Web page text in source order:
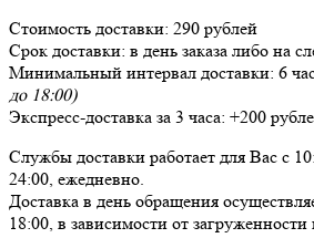
Стоимость доставки: 290 рублей
Срок доставки: в день заказа либо на
Минимальный интервал доставки: 6
до 18:00)
Экспресс-доставка за 3 часа: +200
Службы доставки работает для Вас с
24:00, ежедневно
Доставка в день обращения
18:00, в зависимости от